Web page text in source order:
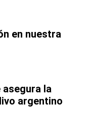
en nuestra
la
argentino